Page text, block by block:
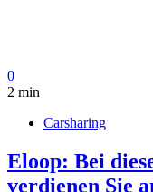
0
2 min
Carsharing
Eloop: Bei
verdienen Sie